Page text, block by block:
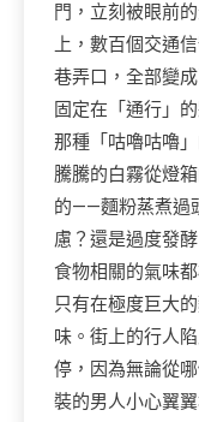
門，立刻被眼前
上，數百個交通
巷弄口，全部變
固定在「通行」
那種「咕嚕咕嚕
騰騰的白霧從燈
的——麵粉蒸煮過
慮？還是過度發
食物相關的氣味
只有在極度巨大
味。街上的行人
停，因為無論從
裝的男人小心翼